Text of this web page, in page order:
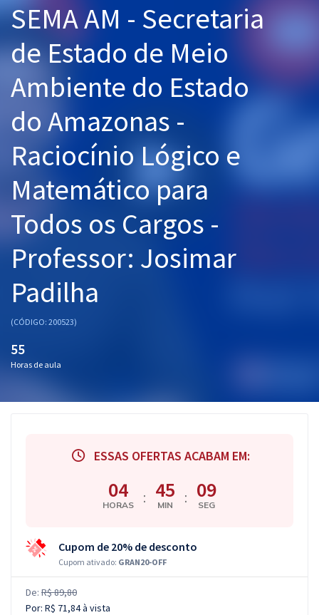
Cursos 20% OFF
Pós
Graduação
OAB
Mentorias
Questões grátis
Aprovados
SEMA AM - Secretaria
de Estado de Meio
Ambiente do Estado
do Amazonas -
Raciocínio Lógico e
Matemático para
Todos os Cargos -
Professor: Josimar
Padilha
(CÓDIGO: 200523)
55
Horas de aula
ESSAS OFERTAS ACABAM EM:
04
HORAS : 45
MIN : 08
SEG
Cupom de 20% de desconto
Cupom ativado: GRAN20-OFF
De: R$ 89,80
Por: R$ 71,84à vista